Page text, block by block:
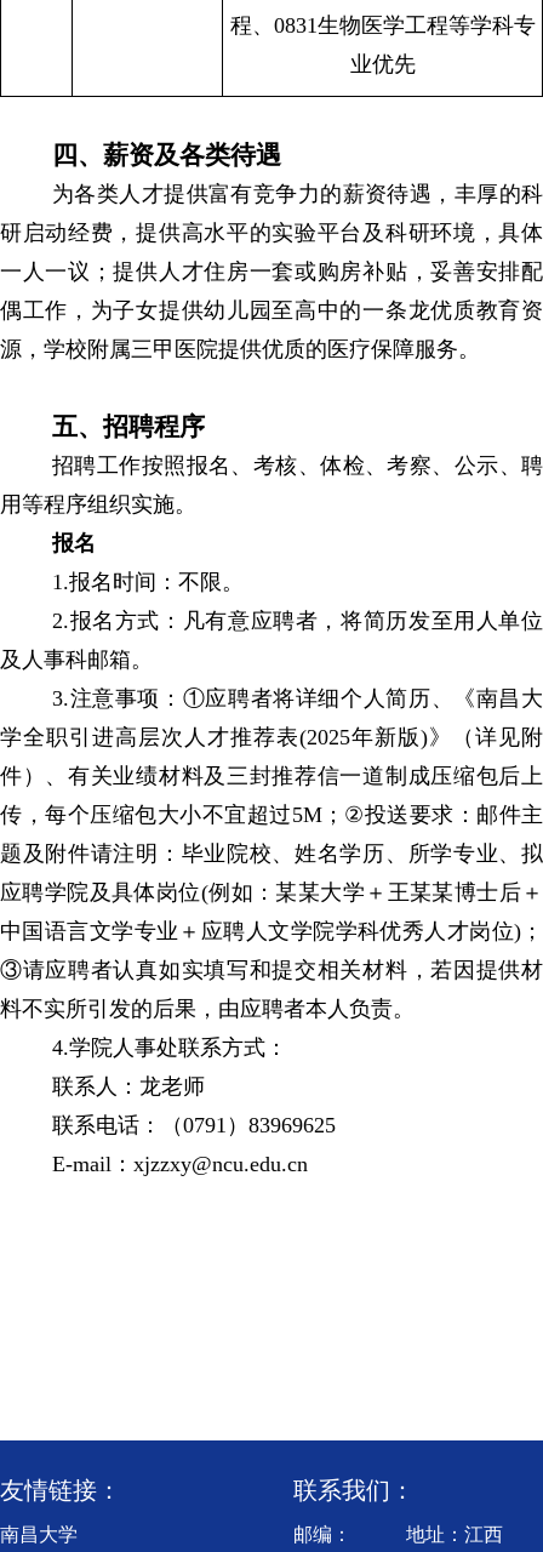
程、0831生物医学工程等学科专
业优先
四、薪资及各类待遇
为各类人才提供富有竞争力的薪资待遇，丰厚的科
研启动经费，提供高水平的实验平台及科研环境，具体
一人一议；提供人才住房一套或购房补贴，妥善安排配
偶工作，为子女提供幼儿园至高中的一条龙优质教育资
源，学校附属三甲医院提供优质的医疗保障服务。
五、招聘程序
招聘工作按照报名、考核、体检、考察、公示、聘
用等程序组织实施。
报名
1.报名时间：不限。
2.报名方式：凡有意应聘者，将简历发至用人单位
及人事科邮箱。
3.注意事项： ①应聘者将详细个人简历、《南昌大
学全职引进高层次人才推荐表(2025年新版)》（详见附
件）、有关业绩材料及三封推荐信一道制成压缩包后上
传，每个压缩包大小不宜超过5M； ②投送要求：邮件主
题及附件请注明：毕业院校、姓名学历、所学专业、拟
应聘学院及具体岗位(例如：某某大学＋王某某博士后＋
中国语言文学专业＋应聘人文学院学科优秀人才岗位)；
③请应聘者认真如实填写和提交相关材料，若因提供材
料不实所引发的后果，由应聘者本人负责。
4.学院人事处联系方式：
联系人： 龙老师
联系电话：（0791）83969625
E-mail： xjzzxy@ncu.edu.cn
友情链接：
南昌大学
联系我们：
邮编： 地址：江西